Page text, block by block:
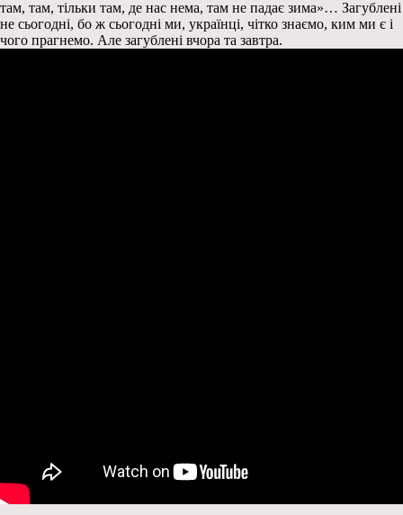
там, там, тільки там, де нас нема, там не падає зима»… Загублені
не сьогодні, бо ж сьогодні ми, українці, чітко знаємо, ким ми є і
чого прагнемо. Але загублені вчора та завтра.